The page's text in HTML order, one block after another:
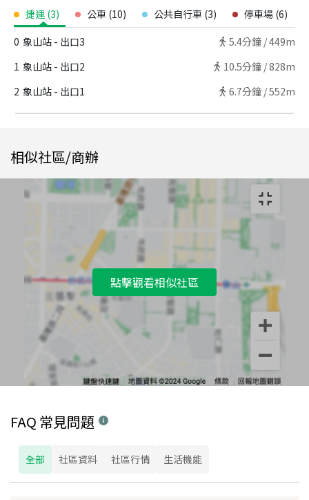
捷運 (3) 公車 (10) 公共自行車 (3) 停車場 (6)
0 象山站 - 出口3 5.4分鐘 /449m
1 象山站 - 出口2 10.5分鐘 /828m
2 象山站 - 出口1 6.7分鐘 /552m
相似社區/商辦
點擊觀看相似社區
FAQ 常見問題
全部 社區資料 社區行情 生活機能